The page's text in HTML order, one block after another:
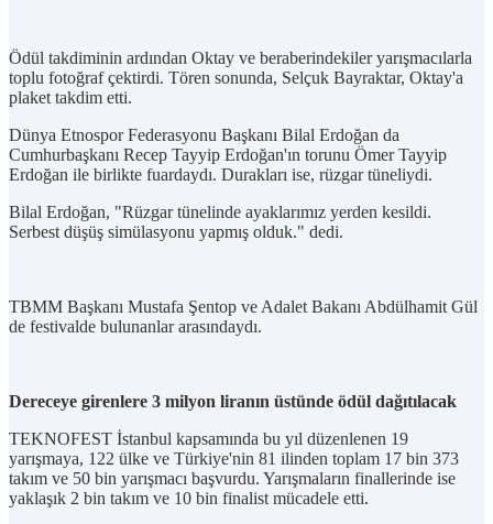
Ödül takdiminin ardından Oktay ve beraberindekiler yarışmacılarla
toplu fotoğraf çektirdi. Tören sonunda, Selçuk Bayraktar, Oktay'a
plaket takdim etti.
Dünya Etnospor Federasyonu Başkanı Bilal Erdoğan da
Cumhurbaşkanı Recep Tayyip Erdoğan'ın torunu Ömer Tayyip
Erdoğan ile birlikte fuardaydı. Durakları ise, rüzgar tüneliydi.
Bilal Erdoğan, "Rüzgar tünelinde ayaklarımız yerden kesildi.
Serbest düşüş simülasyonu yapmış olduk." dedi.
TBMM Başkanı Mustafa Şentop ve Adalet Bakanı Abdülhamit Gül
de festivalde bulunanlar arasındaydı.
Dereceye girenlere 3 milyon liranın üstünde ödül dağıtılacak
TEKNOFEST İstanbul kapsamında bu yıl düzenlenen 19
yarışmaya, 122 ülke ve Türkiye'nin 81 ilinden toplam 17 bin 373
takım ve 50 bin yarışmacı başvurdu. Yarışmaların finallerinde ise
yaklaşık 2 bin takım ve 10 bin finalist mücadele etti.